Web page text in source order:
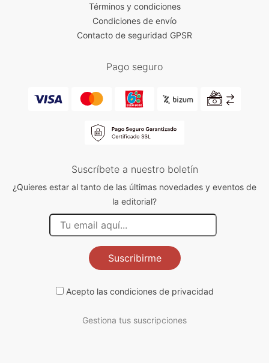
Términos y condiciones
Condiciones de envío
Contacto de seguridad GPSR
Pago seguro
Suscríbete a nuestro boletín
¿Quieres estar al tanto de las últimas novedades y eventos de
la editorial?
Suscribirme
Acepto las condiciones de privacidad
Gestiona tus suscripciones